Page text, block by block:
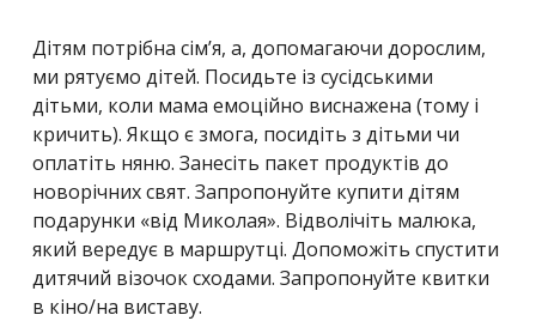
Дітям потрібна сім’я, а, допомагаючи дорослим,
ми рятуємо дітей. Посидьте із сусідськими
дітьми, коли мама емоційно виснажена (тому і
кричить). Якщо є змога, посидіть з дітьми чи
оплатіть няню. Занесіть пакет продуктів до
новорічних свят. Запропонуйте купити дітям
подарунки «від Миколая». Відволічіть малюка,
який вередує в маршрутці. Допоможіть спустити
дитячий візочок сходами. Запропонуйте квитки
в кіно/на виставу.